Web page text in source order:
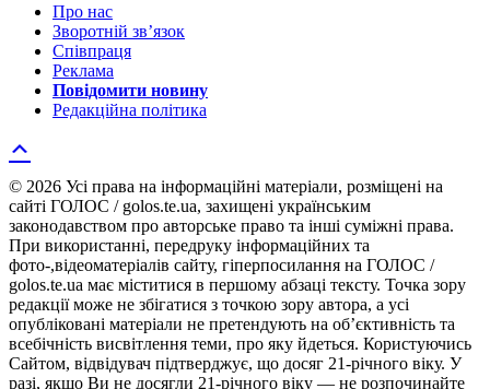
Про нас
Зворотній зв’язок
Співпраця
Реклама
Повідомити новину
Редакційна політика
© 2026 Усі права на інформаційні матеріали, розміщені на
сайті ГОЛОС / golos.te.ua, захищені українським
законодавством про авторське право та інші суміжні права.
При використанні, передруку інформаційних та
фото-,відеоматеріалів сайту, гіперпосилання на ГОЛОС /
golos.te.ua має міститися в першому абзаці тексту. Точка зору
редакції може не збігатися з точкою зору автора, а усі
опубліковані матеріали не претендують на об’єктивність та
всебічність висвітлення теми, про яку йдеться. Користуючись
Сайтом, відвідувач підтверджує, що досяг 21-річного віку. У
разі, якщо Ви не досягли 21-річного віку — не розпочинайте